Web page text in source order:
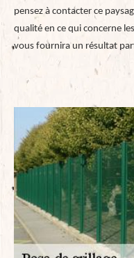
pensez à contacter ce
qualité en ce qui concerne
vous fournira un résultat